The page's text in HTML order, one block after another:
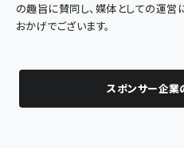
の趣旨に賛同し、媒体としての運営
おかげでございます。
スポンサー企業